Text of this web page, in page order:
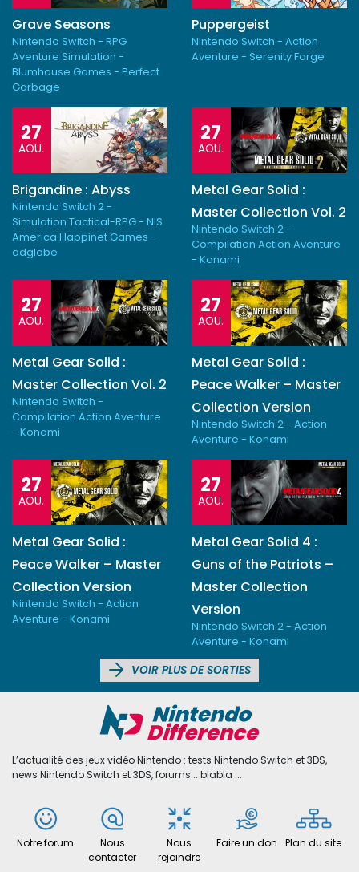
Grave Seasons
Nintendo Switch - RPG
Aventure Simulation -
Blumhouse Games - Perfect
Garbage
Puppergeist
Nintendo Switch - Action
Aventure - Serenity Forge
27
AOU.
Brigandine : Abyss
Nintendo Switch 2 -
Simulation Tactical-RPG - NIS
America Happinet Games -
adglobe
27
AOU.
Metal Gear Solid :
Master Collection Vol. 2
Nintendo Switch 2 -
Compilation Action Aventure
- Konami
27
AOU.
Metal Gear Solid :
Master Collection Vol. 2
Nintendo Switch -
Compilation Action Aventure
- Konami
27
AOU.
Metal Gear Solid :
Peace Walker – Master
Collection Version
Nintendo Switch 2 - Action
Aventure - Konami
27
AOU.
Metal Gear Solid :
Peace Walker – Master
Collection Version
Nintendo Switch - Action
Aventure - Konami
27
AOU.
Metal Gear Solid 4 :
Guns of the Patriots –
Master Collection
Version
Nintendo Switch 2 - Action
Aventure - Konami
VOIR PLUS DE SORTIES
L’actualité des jeux vidéo Nintendo : tests Nintendo Switch et 3DS,
news Nintendo Switch et 3DS, forums... blabla ...
Notre forum
Nous
contacter
Nous
rejoindre
Faire un don Plan du site